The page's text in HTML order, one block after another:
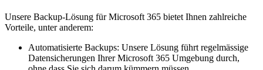
Unsere Backup-Lösung für Microsoft 365 bietet Ihnen zahlreiche
Vorteile, unter anderem:
Automatisierte Backups: Unsere Lösung führt regelmässige
Datensicherungen Ihrer Microsoft 365 Umgebung durch,